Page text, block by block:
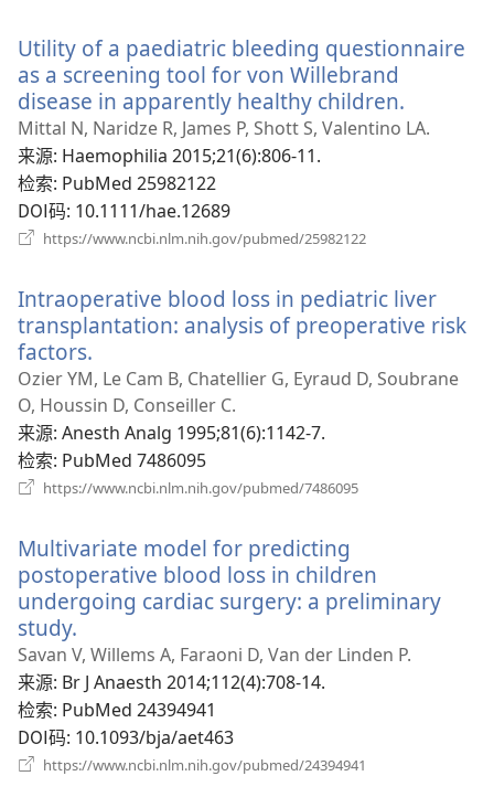
窗
口）
Utility of a paediatric bleeding questionnaire
as a screening tool for von Willebrand
disease in apparently healthy children.
开
Mittal N, Naridze R, James P, Shott S, Valentino LA.
来源‎: Haemophilia 2015;21(6):806-11.
检索‎: PubMed 25982122
DOI码‎: 10.1111/hae.12689
https://www.ncbi.nlm.nih.gov/pubmed/25982122
窗
口）
Intraoperative blood loss in pediatric liver
transplantation: analysis of preoperative risk
factors.
开
新
窗
口）
Ozier YM, Le Cam B, Chatellier G, Eyraud D, Soubrane
O, Houssin D, Conseiller C.
来源‎: Anesth Analg 1995;81(6):1142-7.
检索‎: PubMed 7486095
https://www.ncbi.nlm.nih.gov/pubmed/7486095
口）
Multivariate model for predicting
postoperative blood loss in children
undergoing cardiac surgery: a preliminary
study.
开
新
窗
口）
Savan V, Willems A, Faraoni D, Van der Linden P.
来源‎: Br J Anaesth 2014;112(4):708-14.
检索‎: PubMed 24394941
DOI码‎: 10.1093/bja/aet463
https://www.ncbi.nlm.nih.gov/pubmed/24394941